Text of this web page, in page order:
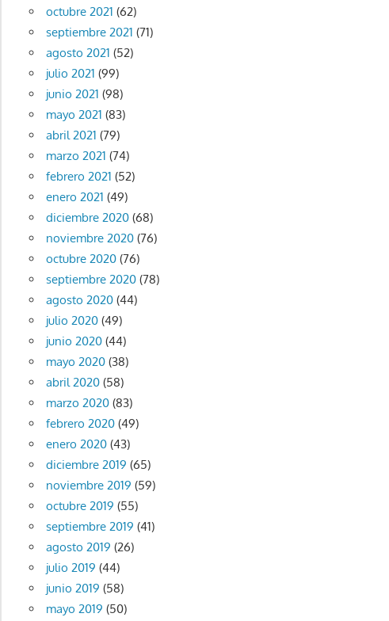
octubre 2021 (62)
septiembre 2021 (71)
agosto 2021 (52)
julio 2021 (99)
junio 2021 (98)
mayo 2021 (83)
abril 2021 (79)
marzo 2021 (74)
febrero 2021 (52)
enero 2021 (49)
diciembre 2020(68)
noviembre 2020(76)
octubre 2020(76)
septiembre 2020(78)
agosto 2020(44)
julio 2020(49)
junio 2020(44)
mayo 2020(38)
abril 2020(58)
marzo 2020(83)
febrero 2020(49)
enero 2020(43)
diciembre 2019 (65)
noviembre 2019 (59)
octubre 2019 (55)
septiembre 2019 (41)
agosto 2019 (26)
julio 2019 (44)
junio 2019 (58)
mayo 2019 (50)